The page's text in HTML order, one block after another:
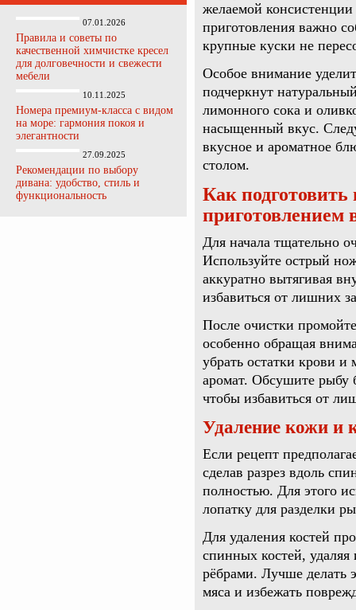
07.01.2026
Правила и советы по
качественной химчистке кресел
для долговечности и свежести
мебели
10.11.2025
Номера премиум-класса с видом
на море: гармония покоя и
элегантности
27.09.2025
Рекомендации по выбору
дивана: удобство, стиль и
функциональность
желаемой
приготовления важно
крупные куски не
Особое внимание
подчеркнут
лимонного сока и
насыщенный вкус.
вкусное и ароматное
столом.
Как подготовить
приготовлением
Для начала тщательно
Используйте острый
аккуратно вытягивая
избавиться от лишних
После очистки
особенно обращая
убрать остатки крови и
аромат. Обсушите рыбу
чтобы избавиться от
Удаление кожи и
Если рецепт
сделав разрез вдоль
полностью. Для этого
лопатку для разделки
Для удаления костей
спинных костей,
рёбрами. Лучше делать
мяса и избежать